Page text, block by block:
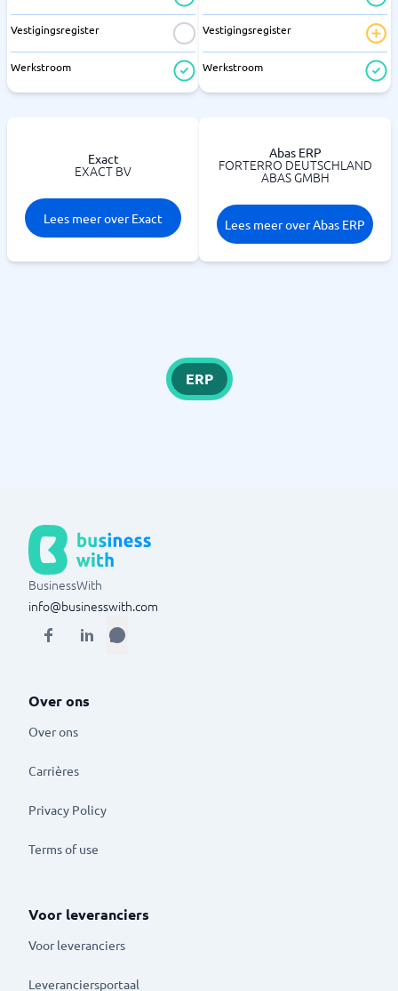
Vestigingsregister
Werkstroom
Vestigingsregister
Werkstroom
Exact
EXACT BV
Lees meer over Exact
Abas ERP
FORTERRO DEUTSCHLAND
ABAS GMBH
Lees meer over Abas ERP
ERP
BusinessWith
info@businesswith.com
Over ons
Over ons
Carrières
Privacy Policy
Terms of use
Voor leveranciers
Voor leveranciers
Leveranciersportaal